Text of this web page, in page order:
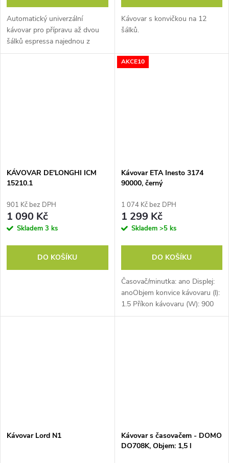
Automatický univerzální
kávovar pro přípravu až dvou
šálků espressa najednou z
mleté kávy, kávových podů
Kávovar s konvičkou na 12
šálků.
KÁVOVAR DE'LONGHI ICM
15210.1
901 Kč bez DPH
1 090 Kč
Skladem 3 ks
DO KOŠÍKU
AKCE10
Kávovar ETA Inesto 3174
90000, černý
1 074 Kč bez DPH
1 299 Kč
Skladem >5 ks
DO KOŠÍKU
Časovač/minutka: ano Displej:
anoObjem konvice kávovaru (l):
1.5 Příkon kávovaru (W): 900
Kávovar Lord N1
Kávovar s časovačem - DOMO
DO708K, Objem: 1,5 l